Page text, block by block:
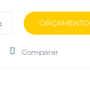
Comparar